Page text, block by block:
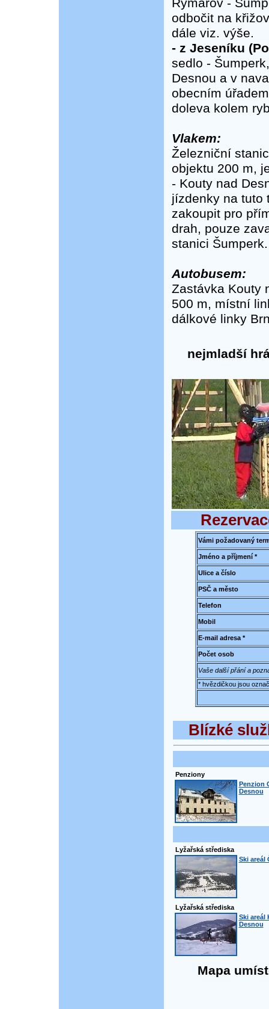
Rýmařov -
odbočit na
dále viz. výše.
- z Jeseníku
sedlo -
Desnou a v
obecním
doleva kolem
Vlakem:
Železniční
objektu 200 m,
- Kouty nad
jízdenky na tuto
zakoupit pro
drah, pouze
stanici Šumperk.
Autobusem:
Zastávka Kouty
500 m, místní
dálkové linky
nejmladší
Vámi požadovaný
Jméno a příjmení *
Ulice a číslo
PSČ a město
Telefon
Mobil
E-mail adresa *
Počet osob
Vaše další přání a
* hvězdičkou jsou
Blízké
Penziony
Penzion
Desnou
Lyžařská střediska
Ski areál
Lyžařská střediska
Ski areál
Desnou
Mapa